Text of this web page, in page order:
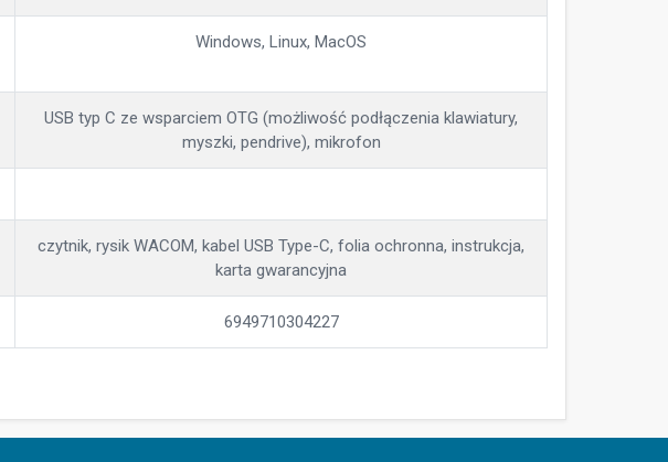
Windows, Linux, MacOS
USB typ C ze wsparciem OTG (możliwość podłączenia klawiatury,
myszki, pendrive), mikrofon
czytnik, rysik WACOM, kabel USB Type-C, folia ochronna, instrukcja,
karta gwarancyjna
6949710304227